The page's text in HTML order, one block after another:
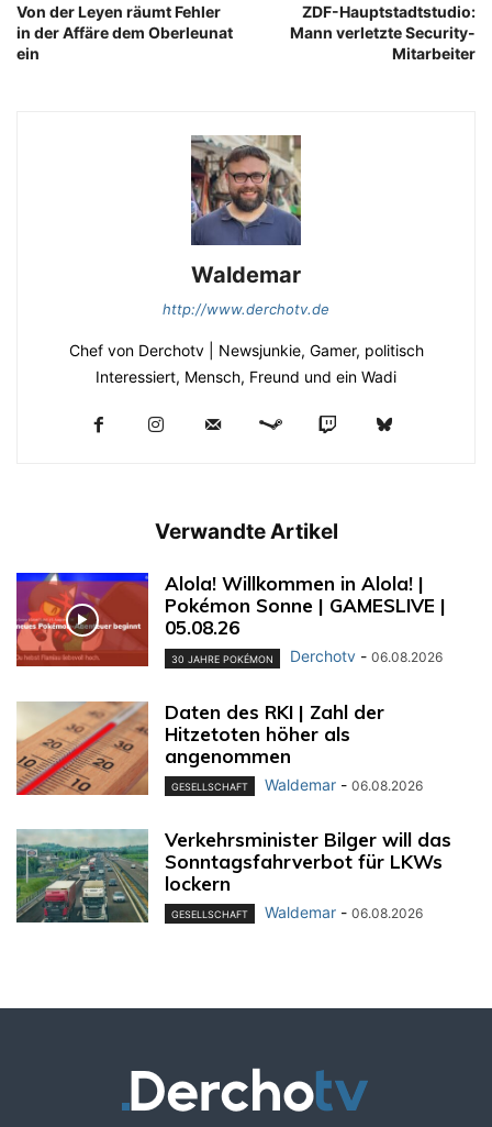
Von der Leyen räumt Fehler
in der Affäre dem Oberleunat
ein
ZDF-Hauptstadtstudio:
Mann verletzte Security-
Mitarbeiter
Waldemar
http://www.derchotv.de
Chef von Derchotv | Newsjunkie, Gamer, politisch
Interessiert, Mensch, Freund und ein Wadi
Verwandte Artikel
Alola! Willkommen in Alola! |
Pokémon Sonne | GAMESLIVE |
05.08.26
30 JAHRE POKÉMON Derchotv - 06.08.2026
Daten des RKI | Zahl der
Hitzetoten höher als
angenommen
GESELLSCHAFT Waldemar - 06.08.2026
Verkehrsminister Bilger will das
Sonntagsfahrverbot für LKWs
lockern
GESELLSCHAFT Waldemar - 06.08.2026